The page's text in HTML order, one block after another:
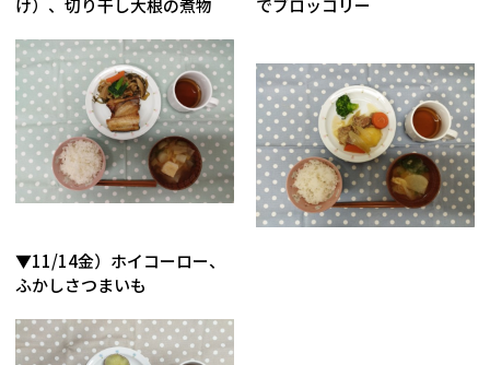
け）、切り干し大根の煮物
でブロッコリー
▼11/14金）ホイコーロー、
ふかしさつまいも